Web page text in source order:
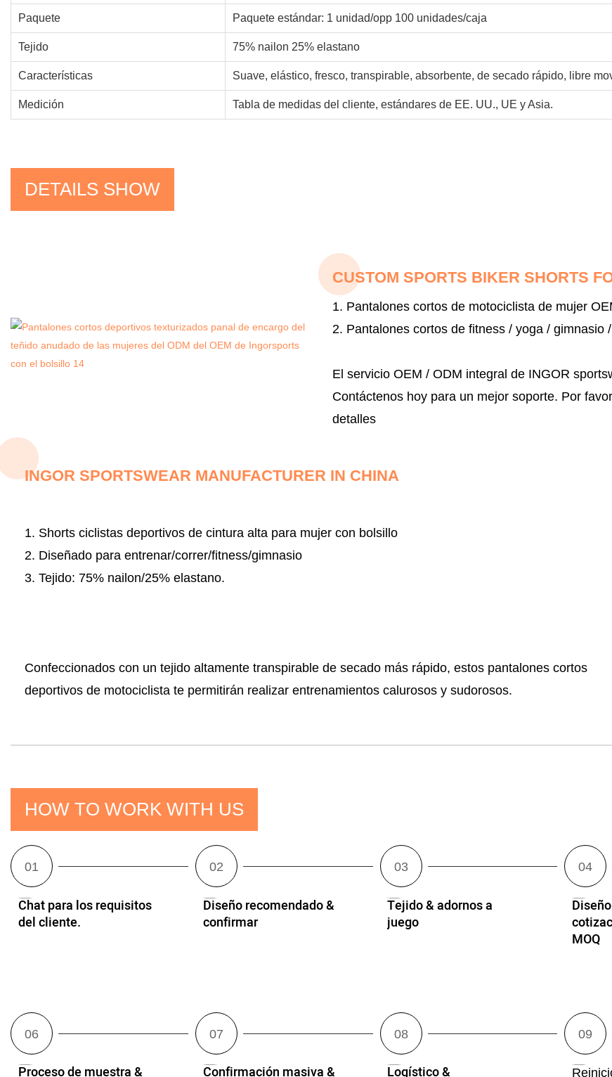
Paquete Paquete estándar: 1 unidad/opp 100 unidades/caja
Tejido 75% nailon 25% elastano
Características Suave, elástico, fresco, transpirable, absorbente, de secado rápido, libre
Medición Tabla de medidas del cliente, estándares de EE. UU., UE y Asia.
DETAILS SHOW
CUSTOM SPORTS BIKER SHORTS
1. Pantalones cortos de motociclista de mujer
2. Pantalones cortos de fitness / yoga / gimnasio
El servicio OEM / ODM integral de INGOR
Contáctenos hoy para un mejor soporte. Por
detalles
INGOR SPORTSWEAR MANUFACTURER IN CHINA
1. Shorts ciclistas deportivos de cintura alta para mujer con bolsillo
2. Diseñado para entrenar/correr/fitness/gimnasio
3. Tejido: 75% nailon/25% elastano.
Confeccionados con un tejido altamente transpirable de secado más rápido, estos pantalones cortos
deportivos de motociclista te permitirán realizar entrenamientos calurosos y sudorosos.
HOW TO WORK WITH US
Chat para los requisitos
del cliente.
Diseño recomendado &
confirmar
Tejido & adornos a
juego
MOQ
Proceso de muestra & Confirmación masiva & Logístico &